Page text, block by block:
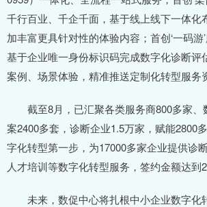
千行百业、千企千面，基于线上线下一体化
加丰富更具针对性的体验内容；首创‘一码
基于企业唯一身份标识码完成数字化诊断评
案例、场景体验，精准推送定制化转型服务
截至8月，已汇聚各类服务商800多家、
案2400多套，诊断企业1.5万家，赋能2800
字化转型第一步，为17000多家企业提供诊
人才培训等数字化转型服务，签约金额达到
未来，数促中心将扎根中小企业数字化